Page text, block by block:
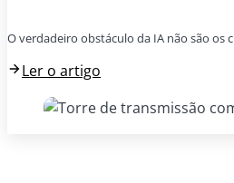
O verdadeiro obstáculo da IA não são os
Ler o artigo